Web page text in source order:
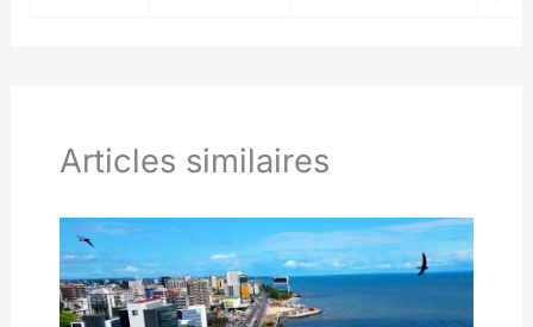
Articles similaires